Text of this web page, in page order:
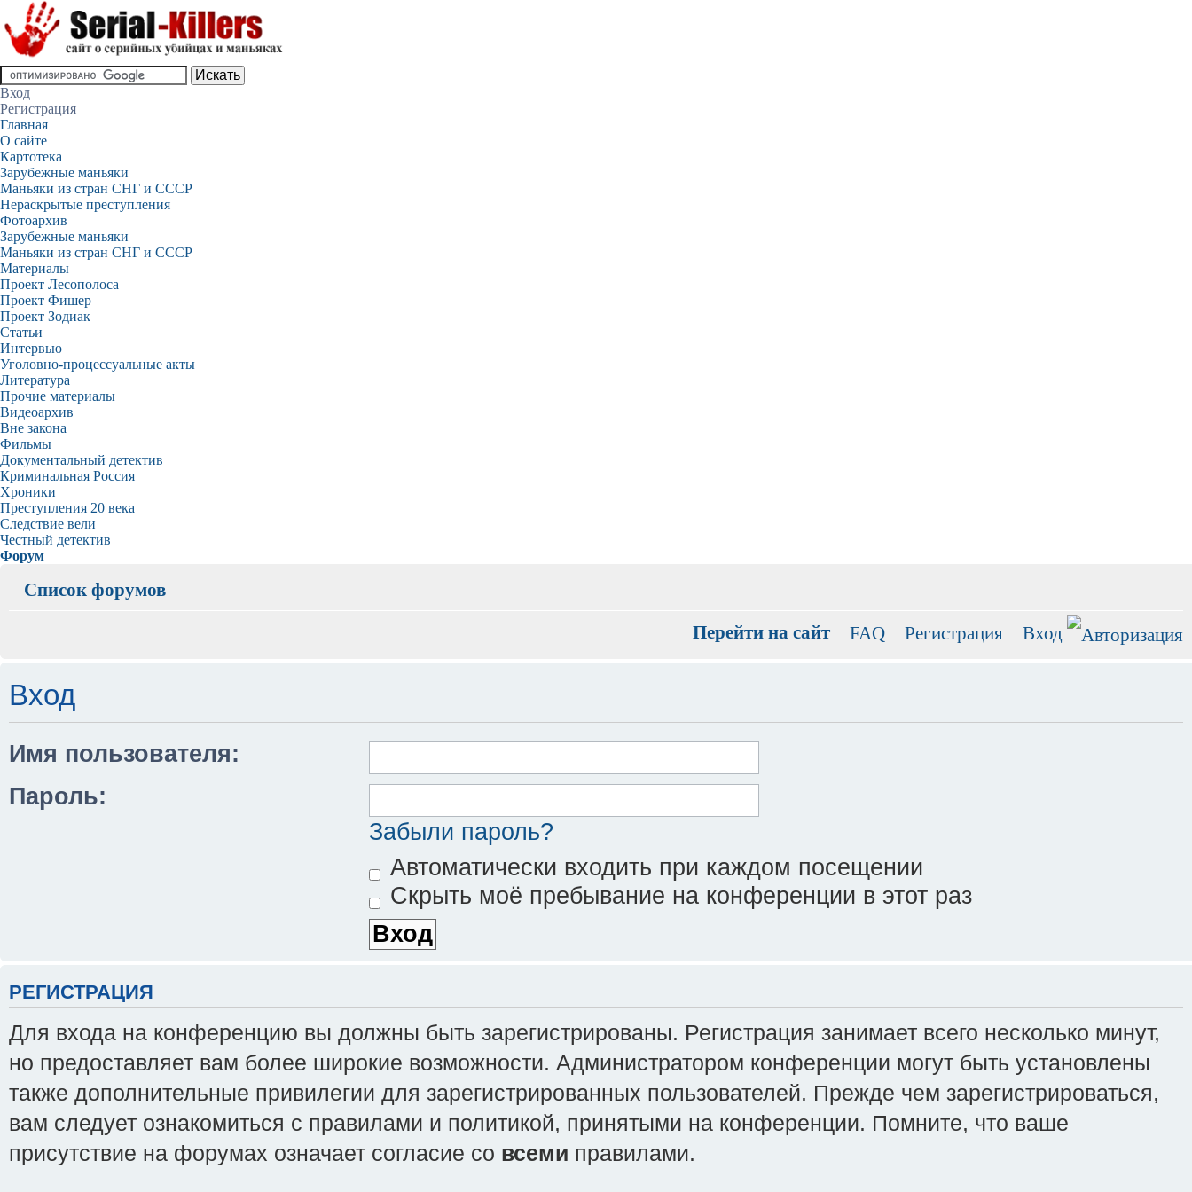
Вход
Регистрация
Главная
О сайте
Картотека
Зарубежные маньяки
Маньяки из стран СНГ и СССР
Нераскрытые преступления
Фотоархив
Зарубежные маньяки
Маньяки из стран СНГ и СССР
Материалы
Проект Лесополоса
Проект Фишер
Проект Зодиак
Статьи
Интервью
Уголовно-процессуальные акты
Литература
Прочие материалы
Видеоархив
Вне закона
Фильмы
Документальный детектив
Криминальная Россия
Хроники
Преступления 20 века
Следствие вели
Честный детектив
Форум
Список форумов
Перейти на сайт FAQ Регистрация Вход
Вход
Имя пользователя:
Пароль:
Забыли пароль?
Автоматически входить при каждом посещении
Скрыть моё пребывание на конференции в этот раз
РЕГИСТРАЦИЯ
Для входа на конференцию вы должны быть зарегистрированы. Регистрация занимает всего несколько минут,
но предоставляет вам более широкие возможности. Администратором конференции могут быть установлены
также дополнительные привилегии для зарегистрированных пользователей. Прежде чем зарегистрироваться,
вам следует ознакомиться с правилами и политикой, принятыми на конференции. Помните, что ваше
присутствие на форумах означает согласие со всеми правилами.